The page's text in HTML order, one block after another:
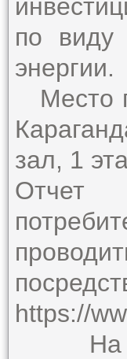
по виду
энергии.
Место
зал, 1
Отчет
https://
На